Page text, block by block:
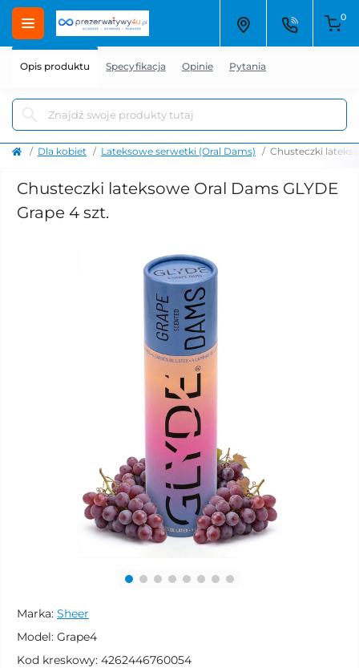
0
Dla kobiet Lateksowe serwetki (Oral Dams) Chusteczki
Chusteczki lateksowe Oral Dams GLYDE
Grape 4 szt.
Marka: Sheer
Model: Grape4
Kod kreskowy: 4262446760054
Opis produktu Specyfikacja Opinie Pytania